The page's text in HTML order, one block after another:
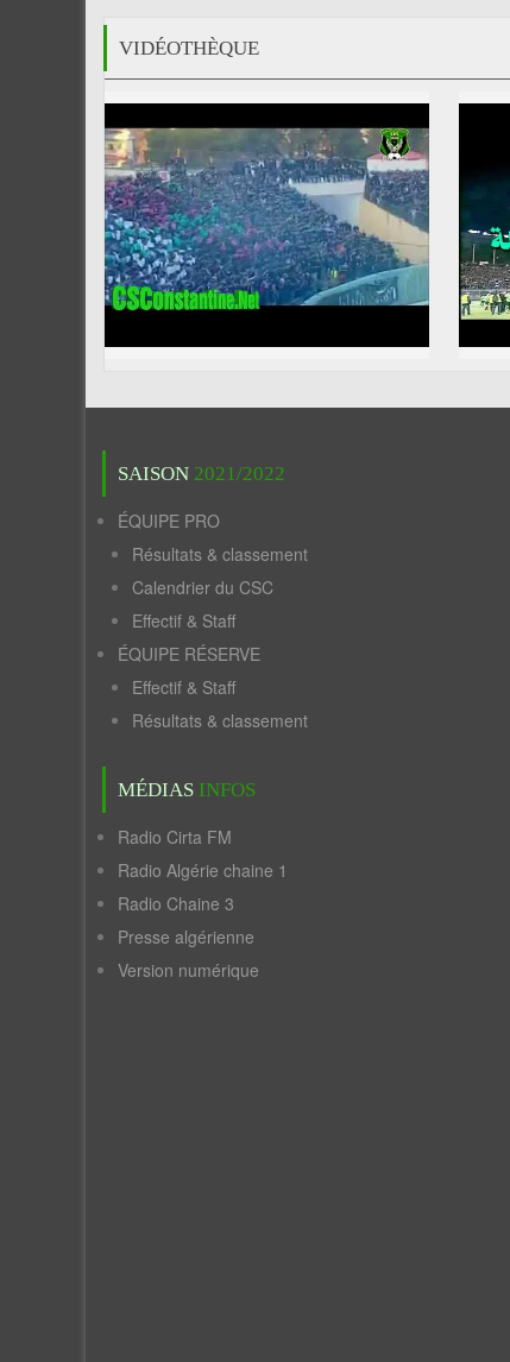
VIDÉOTHÈQUE
SAISON 2021/2022
ÉQUIPE PRO
Résultats & classement
Calendrier du CSC
Effectif & Staff
ÉQUIPE RÉSERVE
Effectif & Staff
Résultats & classement
MÉDIAS INFOS
Radio Cirta FM
Radio Algérie chaine 1
Radio Chaine 3
Presse algérienne
Version numérique